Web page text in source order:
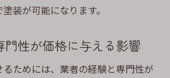
装が可能になります。
門性が価格に与える影響
ためには、業者の経験と専門性が